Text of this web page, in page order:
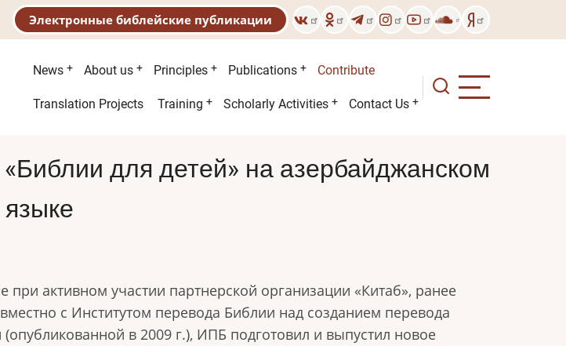
Электронные библейские публикации
Main
menu
News About us Principles Publications Contribute
Second
Translation Projects Training Scholarly Activities Contact Us
для детей» на азербайджанском
языке
при активном участии партнерской организации «Китаб», ранее
с Институтом перевода Библии над созданием перевода
в 2009 г.), ИПБ подготовил и выпустил новое